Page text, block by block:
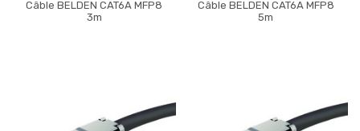
Câble BELDEN CAT6A MFP8
3m
Câble BELDEN CAT6A MFP8
5m